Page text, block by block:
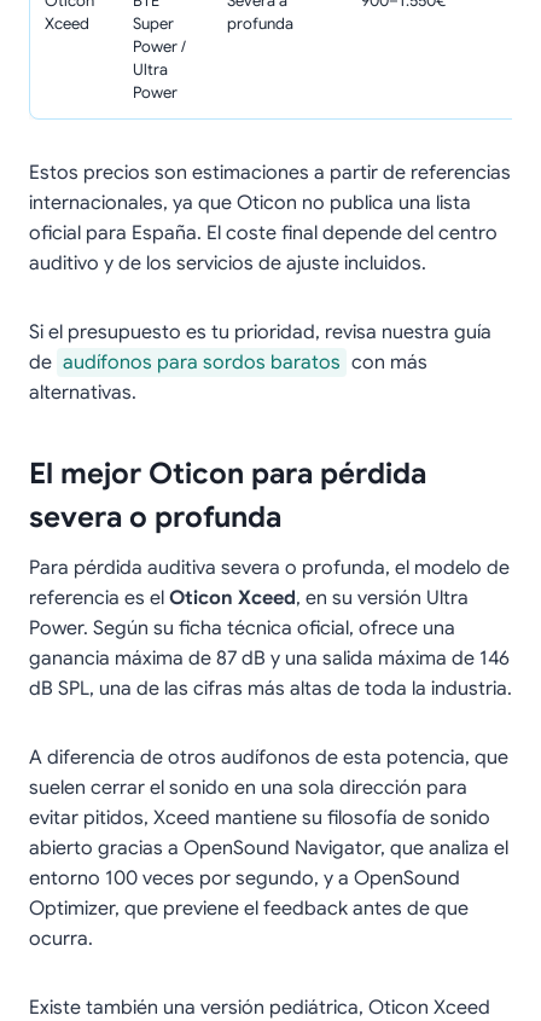
Xceed
Super
Power /
Ultra
Power
profunda
Estos precios son estimaciones a partir de referencias
internacionales, ya que Oticon no publica una lista
oficial para España. El coste final depende del centro
auditivo y de los servicios de ajuste incluidos.
Si el presupuesto es tu prioridad, revisa nuestra guía
de audífonos para sordos baratos con más
alternativas.
El mejor Oticon para pérdida
severa o profunda
Para pérdida auditiva severa o profunda, el modelo de
referencia es el Oticon Xceed, en su versión Ultra
Power. Según su ficha técnica oficial, ofrece una
ganancia máxima de 87 dB y una salida máxima de 146
dB SPL, una de las cifras más altas de toda la industria.
A diferencia de otros audífonos de esta potencia, que
suelen cerrar el sonido en una sola dirección para
evitar pitidos, Xceed mantiene su filosofía de sonido
abierto gracias a OpenSound Navigator, que analiza el
entorno 100 veces por segundo, y a OpenSound
Optimizer, que previene el feedback antes de que
ocurra.
Existe también una versión pediátrica, Oticon Xceed